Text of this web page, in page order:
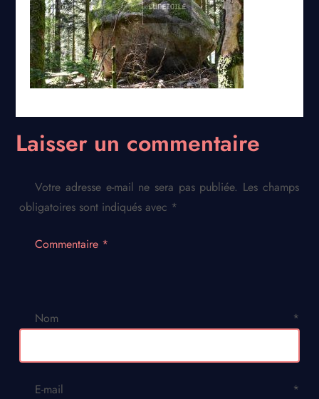
Laisser un commentaire
Votre adresse e-mail ne sera pas publiée. Les champs
obligatoires sont indiqués avec *
Commentaire *
Nom *
E-mail *